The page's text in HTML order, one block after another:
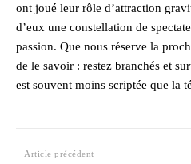
ont joué leur rôle d’attraction
d’eux une constellation de
passion. Que nous réserve la
de le savoir : restez branchés et
est souvent moins scriptée que la
Article précédent